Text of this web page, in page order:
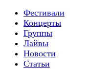
Фестивали
Концерты
Группы
Лайвы
Новости
Статьи